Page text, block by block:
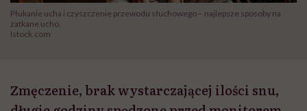
Płukanie ucha i czyszczenie przewodu słuchowego – najlepsze sposoby na
zatkane ucho.
Istock.com
Zmęczenie, brak wystarczającej ilości snu,